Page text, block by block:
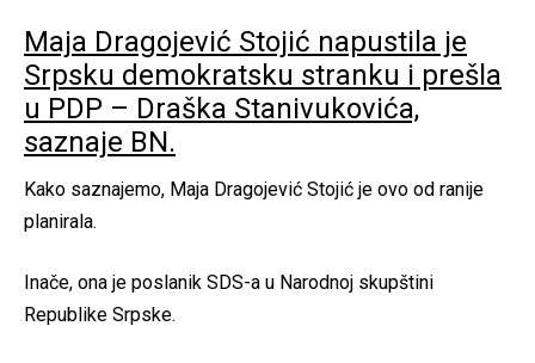
Maja Dragojević Stojić napustila je
Srpsku demokratsku stranku i prešla
u PDP – Draška Stanivukovića,
saznaje BN.
Kako saznajemo, Maja Dragojević Stojić je ovo od ranije
planirala.
Inače, ona je poslanik SDS-a u Narodnoj skupštini
Republike Srpske.